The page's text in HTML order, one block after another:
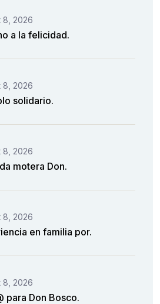
8, 2026
a la felicidad.
8, 2026
solidario.
8, 2026
motera Don.
8, 2026
en familia por.
8, 2026
para Don Bosco.